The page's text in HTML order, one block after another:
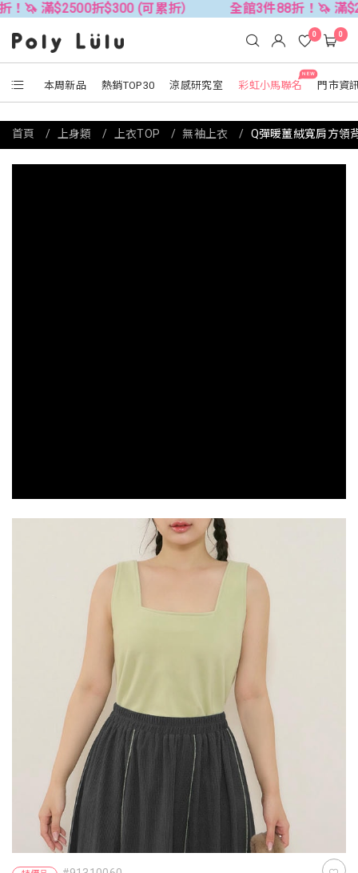
折$300 (可累折） 全館3件88折！🦄 滿$2500折
本周新品 熱銷TOP30 涼感研究室
NEW
彩虹小馬聯名 門市資
0 0
首頁 上身類 上衣TOP 無袖上衣 Q彈暖薑絨寬肩方領